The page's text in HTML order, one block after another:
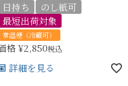
日持ち
のし紙可
最短出荷対象
常温便（冷蔵可）
格¥2,850税込
詳細を見る